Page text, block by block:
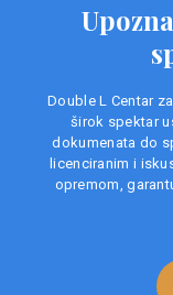
Double L Centar
širok spektar
dokumenata do
licenciranim i
opremom,